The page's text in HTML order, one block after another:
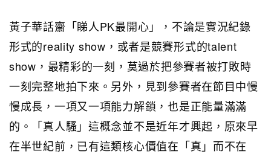
黃子華話齋「睇人PK最開心」，不論是實況紀錄
形式的reality show，或者是競賽形式的talent
show，最精彩的一刻，莫過於把參賽者被打敗時
一刻完整地拍下來。另外，見到參賽者在節目中慢
慢成長，一項又一項能力解鎖，也是正能量滿滿
的。「真人騷」這概念並不是近年才興起，原來早
在半世紀前，已有這類核心價值在「真」而不在